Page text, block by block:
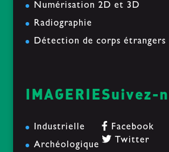
Numérisation 2D et 3D
Radiographie
Détection de corps étrangers
IMAGERIE
Industrielle
Archéologique
Suivez-
Facebook
Twitter